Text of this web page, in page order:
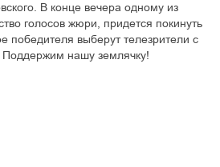
В конце вечера одному из
голосов жюри, придется покинуть
победителя выберут телезрители с
нашу землячку!